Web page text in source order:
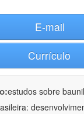
E-mail
Currículo
estudos sobre